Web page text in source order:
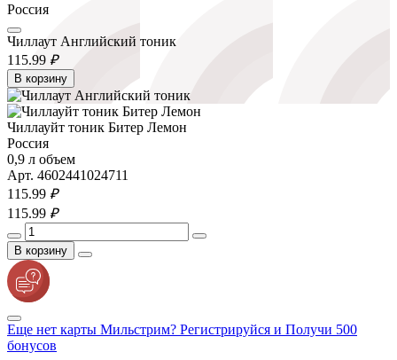
Россия
Чиллаут Английский тоник
115.99 ₽
В корзину
Чиллауйт тоник Битер Лемон
Россия
0,9 л объем
Арт. 4602441024711
115.99 ₽
115.99 ₽
В корзину
Еще нет карты Мильстрим? Регистрируйся и Получи 500
бонусов